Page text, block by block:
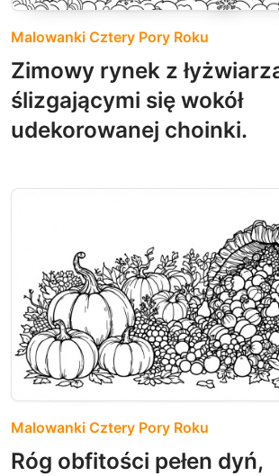
Malowanki Cztery Pory Roku
Zimowy rynek z
ślizgającymi się wokół
udekorowanej choinki.
Malowanki Cztery Pory Roku
Róg obfitości pełen dyń,